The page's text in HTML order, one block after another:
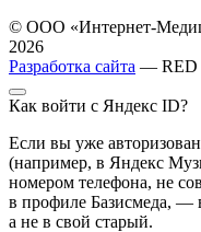
© ООО «Интернет-
2026
Разработка сайта — RED
Как войти с Яндекс ID?
Если вы уже
(например, в Яндекс
номером телефона, не
в профиле Базисмеда, —
а не в свой старый.